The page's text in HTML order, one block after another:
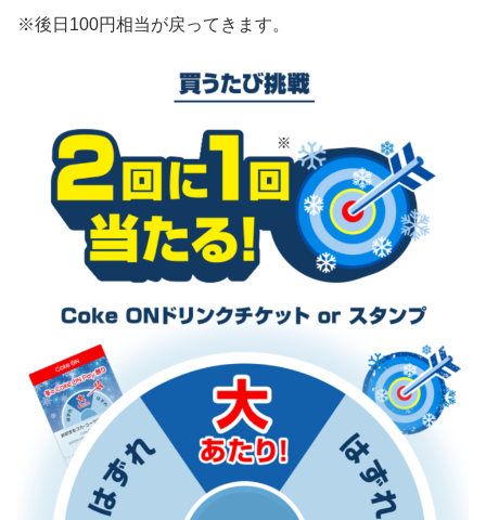
※後日100円相当が戻ってきます。